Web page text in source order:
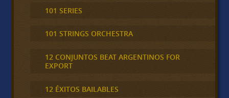
101 SERIES
101 STRINGS ORCHESTRA
12 CONJUNTOS BEAT ARGENTINOS FOR
EXPORT
12 ÉXITOS BAILABLES